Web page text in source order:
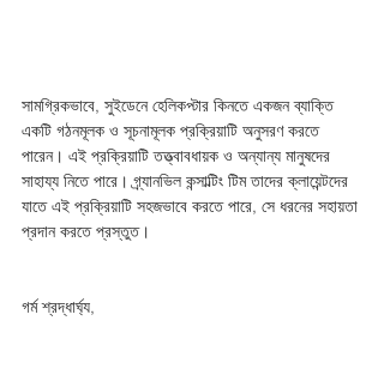
সামগ্রিকভাবে, সুইডেনে হেলিকপ্টার কিনতে একজন ব্যাক্তি
একটি গঠনমূলক ও সূচনামূলক প্রক্রিয়াটি অনুসরণ করতে
পারেন। এই প্রক্রিয়াটি তত্ত্বাবধায়ক ও অন্যান্য মানুষদের
সাহায্য নিতে পারে। গ্র্যানভিল কন্সাল্টিং টিম তাদের ক্লায়েন্টদের
যাতে এই প্রক্রিয়াটি সহজভাবে করতে পারে, সে ধরনের সহায়তা
প্রদান করতে প্রস্তুত।
গর্ম শ্রদ্ধার্ঘ্য,